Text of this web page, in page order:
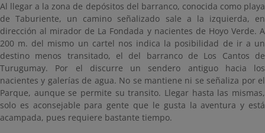
Al llegar a la zona de depósitos del barranco, conocida como playa
de Taburiente, un camino señalizado sale a la izquierda, en
dirección al mirador de La Fondada y nacientes de Hoyo Verde. A
200 m. del mismo un cartel nos indica la posibilidad de ir a un
destino menos transitado, el del barranco de Los Cantos de
Turugumay. Por el discurre un sendero antiguo hacia los
nacientes y galerías de agua. No se mantiene ni se señaliza por el
Parque, aunque se permite su transito. Llegar hasta las mismas,
solo es aconsejable para gente que le gusta la aventura y está
acampada, pues requiere bastante tiempo.